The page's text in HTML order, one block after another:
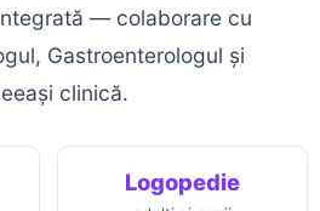
— colaborare cu
Gastroenterologul și
clinică.
Logopedie